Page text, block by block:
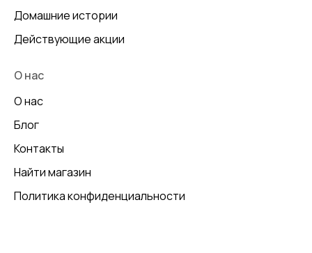
Домашние истории
Действующие акции
О нас
О нас
Блог
Контакты
Найти магазин
Политика конфиденциальности